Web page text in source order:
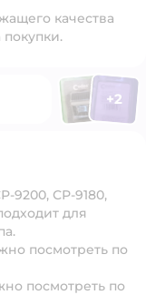
качества
ФотоФото
+2
9200, СР-9180,
для
посмотреть по
посмотреть по